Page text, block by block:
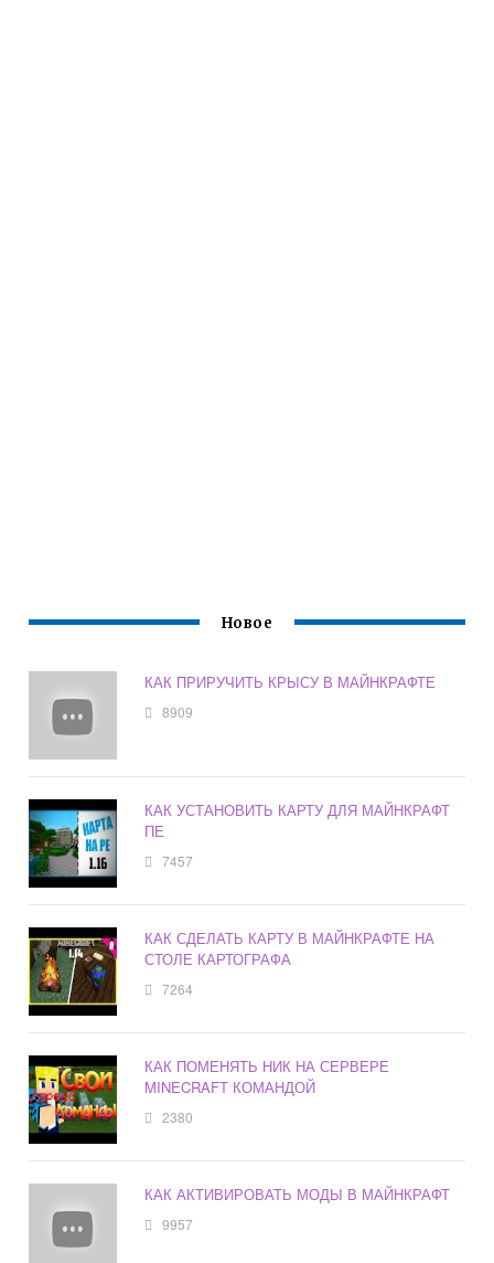
Новое
КАК ПРИРУЧИТЬ КРЫСУ В МАЙНКРАФТЕ
8909
КАК УСТАНОВИТЬ КАРТУ ДЛЯ МАЙНКРАФТ
ПЕ
7457
КАК СДЕЛАТЬ КАРТУ В МАЙНКРАФТЕ НА
СТОЛЕ КАРТОГРАФА
7264
КАК ПОМЕНЯТЬ НИК НА СЕРВЕРЕ
MINECRAFT КОМАНДОЙ
2380
КАК АКТИВИРОВАТЬ МОДЫ В МАЙНКРАФТ
9957